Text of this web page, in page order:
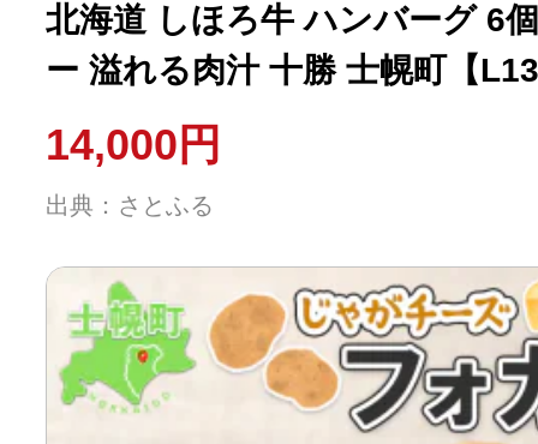
北海道 しほろ牛 ハンバーグ 6
ー 溢れる肉汁 十勝 士幌町【
14,000円
出典：さとふる